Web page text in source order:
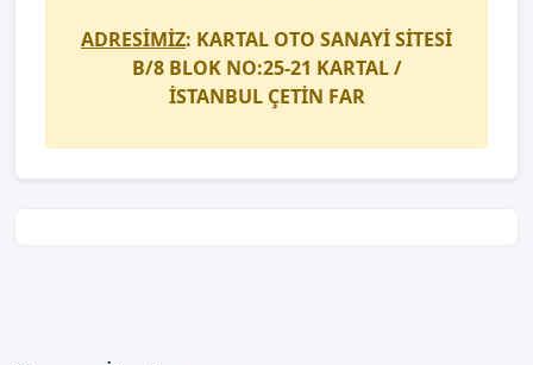
ADRESİMİZ: KARTAL OTO SANAYİ SİTESİ
B/8 BLOK NO:25-21 KARTAL /
İSTANBUL ÇETİN FAR